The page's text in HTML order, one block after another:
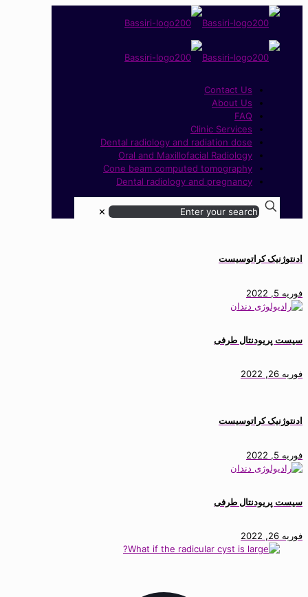
Contact Us
About Us
FAQ
Clinic Services
Dental radiology and radiation dose
Oral and Maxillofacial Radiology
Cone beam computed tomography
Dental radiology and pregnancy
✕
ادنتوژنیک کراتوسیست
فوریه 5, 2022
سیست پریودنتال طرفی
فوریه 26, 2022
ادنتوژنیک کراتوسیست
فوریه 5, 2022
سیست پریودنتال طرفی
فوریه 26, 2022